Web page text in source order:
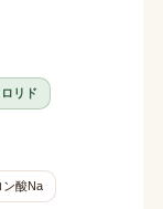
リド
ン酸Na